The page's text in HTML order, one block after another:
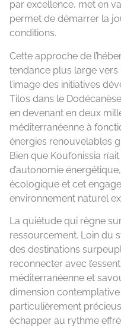
par excellence, met en
permet de démarrer la
conditions.
Cette approche de
tendance plus large
l’image des initiatives
Tilos dans le
en devenant en deux
méditerranéenne à
énergies renouvelables
Bien que Koufonissia
d’autonomie
écologique et cet
environnement naturel
La quiétude qui règne
ressourcement. Loin du
des destinations
reconnecter avec
méditerranéenne et
dimension
particulièrement
échapper au rythme